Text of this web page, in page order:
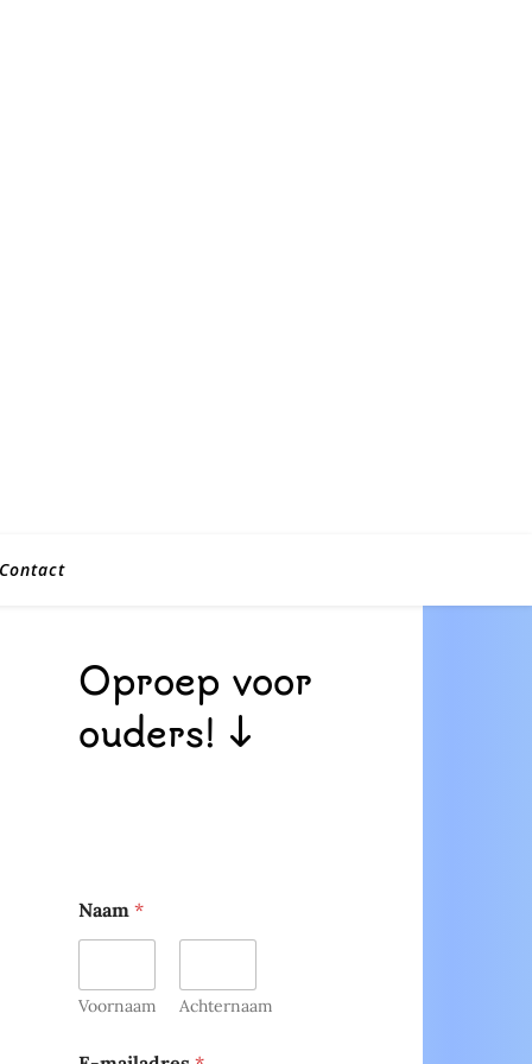
Contact
Oproep voor
ouders! ↓
Naam *
Voornaam Achternaam